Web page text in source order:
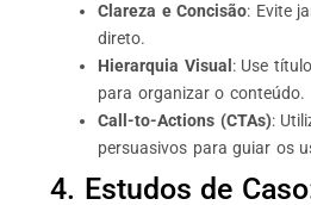
Clareza e Concisão: Evite
direto.
Hierarquia Visual : Use
para organizar o conteúdo.
Call-to-Actions (CTAs):
persuasivos para guiar os
4. Estudos de